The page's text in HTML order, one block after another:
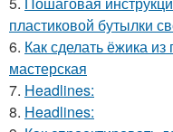
пластиковой бутылки
6. Как сделать ёжика
мастерская
7. Headlines:
8. Headlines: